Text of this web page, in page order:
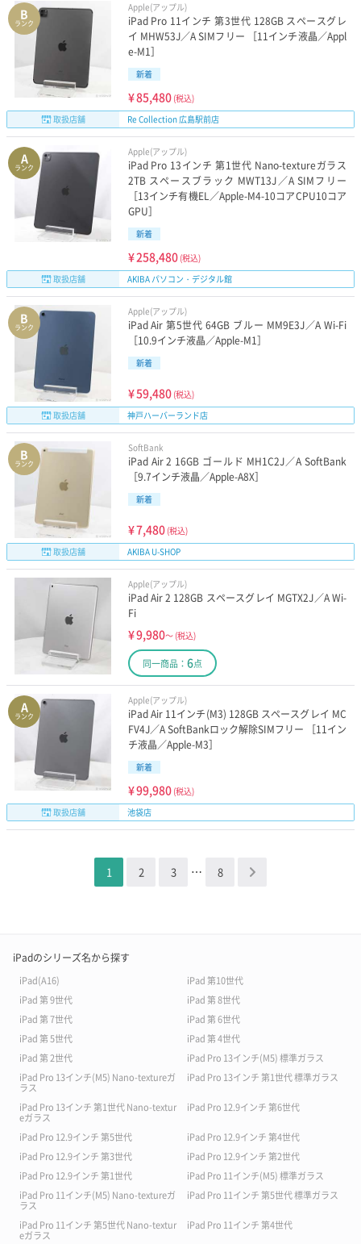
B
ランク
Apple(アップル)
iPad Pro 11インチ 第3世代 128GB スペースグレ
イ MHW53J／A SIMフリー ［11インチ液晶／Appl
e-M1］
新着
¥85,480 (税込)
取扱店舗
Re Collection 広島駅前店
A
ランク
Apple(アップル)
iPad Pro 13インチ 第1世代 Nano-textureガラス
2TB スペースブラック MWT13J／A SIMフリー
［13インチ有機EL／Apple-M4-10コアCPU10コア
GPU］
新着
¥258,480 (税込)
取扱店舗
AKIBA パソコン・デジタル館
B
ランク
Apple(アップル)
iPad Air 第5世代 64GB ブルー MM9E3J／A Wi-Fi
［10.9インチ液晶／Apple-M1］
新着
¥59,480 (税込)
取扱店舗
神戸ハーバーランド店
B
ランク
SoftBank
iPad Air 2 16GB ゴールド MH1C2J／A SoftBank
［9.7インチ液晶／Apple-A8X］
新着
¥7,480 (税込)
取扱店舗
AKIBA U-SHOP
Apple(アップル)
iPad Air 2 128GB スペースグレイ MGTX2J／A Wi-
Fi
¥9,980～ (税込)
同一商品： 6点
A
ランク
Apple(アップル)
iPad Air 11インチ(M3) 128GB スペースグレイ MC
FV4J／A SoftBankロック解除SIMフリー ［11イン
チ液晶／Apple-M3］
新着
¥99,980 (税込)
取扱店舗
池袋店
1 2 3 … 8 ＞
iPadのシリーズ名から探す
iPad(A16)
iPad 第10世代
iPad 第 9世代
iPad 第 8世代
iPad 第 7世代
iPad 第 6世代
iPad 第 5世代
iPad 第 4世代
iPad 第 2世代
iPad Pro 13インチ(M5) 標準ガラス
iPad Pro 13インチ(M5) Nano-textureガ
ラス
iPad Pro 13インチ 第1世代 標準ガラス
iPad Pro 13インチ 第1世代 Nano-textur
eガラス
iPad Pro 12.9インチ 第6世代
iPad Pro 12.9インチ 第5世代
iPad Pro 12.9インチ 第4世代
iPad Pro 12.9インチ 第3世代
iPad Pro 12.9インチ 第2世代
iPad Pro 12.9インチ 第1世代
iPad Pro 11インチ(M5) 標準ガラス
iPad Pro 11インチ(M5) Nano-textureガ
ラス
iPad Pro 11インチ 第5世代 標準ガラス
iPad Pro 11インチ 第5世代 Nano-textur
eガラス
iPad Pro 11インチ 第4世代